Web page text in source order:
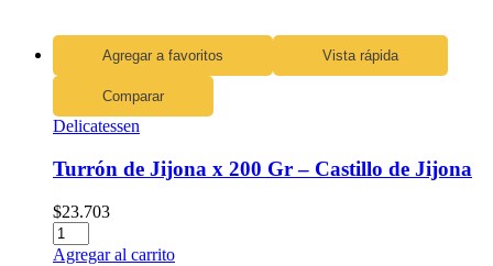
Agregar a favoritos Vista rápida
Comparar
Delicatessen
Turrón de Jijona x 200 Gr – Castillo de Jijona
$23.703
Agregar al carrito